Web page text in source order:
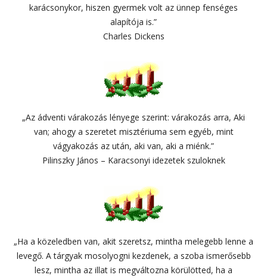
karácsonykor, hiszen gyermek volt az ünnep fenséges
alapítója is.”
Charles Dickens
„Az ádventi várakozás lényege szerint: várakozás arra, Aki
van; ahogy a szeretet misztériuma sem egyéb, mint
vágyakozás az után, aki van, aki a miénk.”
Pilinszky János – Karacsonyi idezetek szuloknek
„Ha a közeledben van, akit szeretsz, mintha melegebb lenne a
levegő. A tárgyak mosolyogni kezdenek, a szoba ismerősebb
lesz, mintha az illat is megváltozna körülötted, ha a